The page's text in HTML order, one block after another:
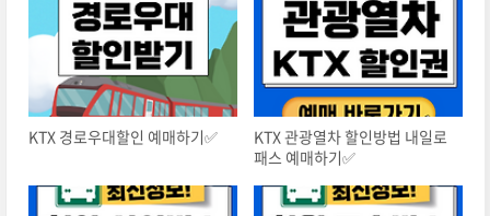
KTX 경로우대할인 예매하기✅
KTX 관광열차 할인방법 내일로
패스 예매하기✅